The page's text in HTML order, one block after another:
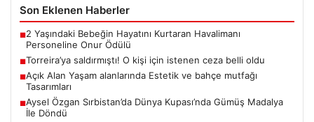
Son Eklenen Haberler
■2 Yaşındaki Bebeğin Hayatını Kurtaran Havalimanı
Personeline Onur Ödülü
■Torreira’ya saldırmıştı! O kişi için istenen ceza belli oldu
■Açık Alan Yaşam alanlarında Estetik ve bahçe mutfağı
Tasarımları
■Aysel Özgan Sırbistan’da Dünya Kupası’nda Gümüş Madalya
İle Döndü